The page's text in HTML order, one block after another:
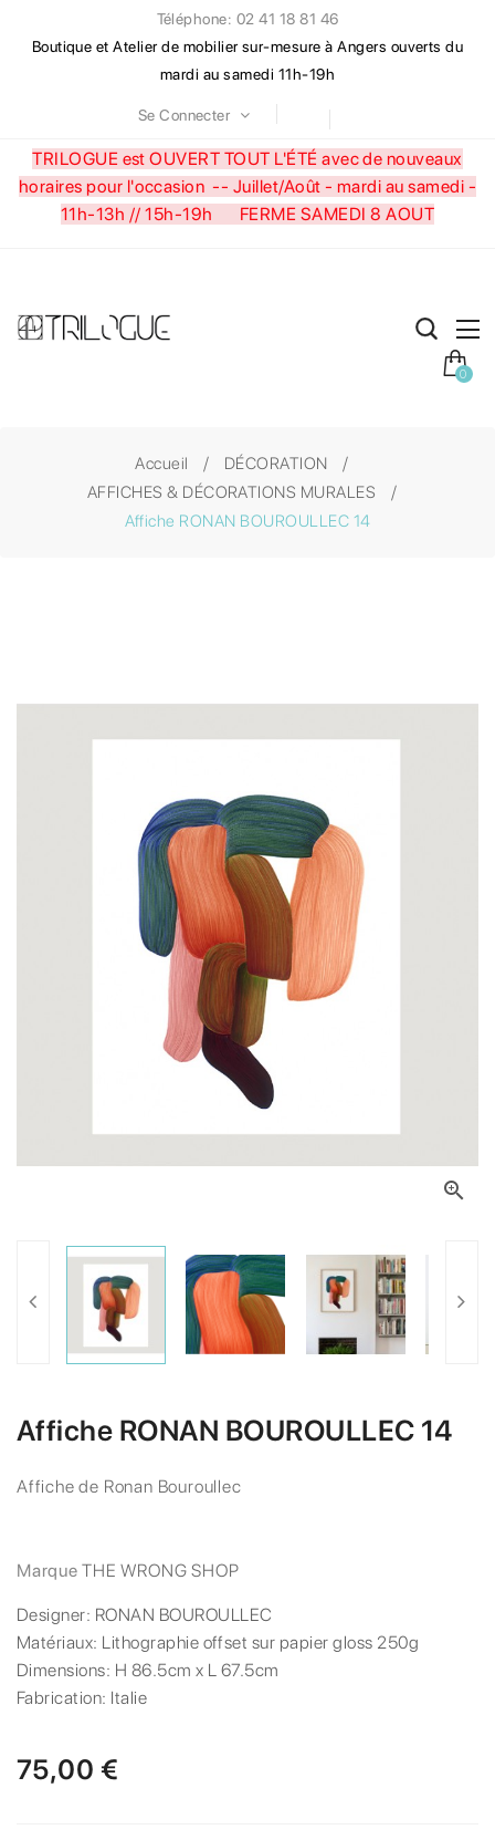
Téléphone: 02 41 18 81 46
Boutique et Atelier de mobilier sur-mesure à Angers ouverts du
mardi au samedi 11h-19h
Se Connecter
TRILOGUE est OUVERT TOUT L'ÉTÉ avec de nouveaux
horaires pour l'occasion -- Juillet/Août - mardi au samedi -
11h-13h // 15h-19h FERME SAMEDI 8 AOUT
0
Accueil
DÉCORATION
AFFICHES & DÉCORATIONS MURALES
Affiche RONAN BOUROULLEC 14

Affiche RONAN BOUROULLEC 14
Affiche de Ronan Bouroullec
Marque THE WRONG SHOP
Designer: RONAN BOUROULLEC
Matériaux: Lithographie offset sur papier gloss 250g
Dimensions: H 86.5cm x L 67.5cm
Fabrication: Italie
75,00 €